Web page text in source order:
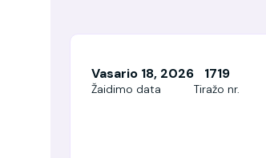
Vasario 18, 2026
Žaidimo data
1719
Tiražo nr.